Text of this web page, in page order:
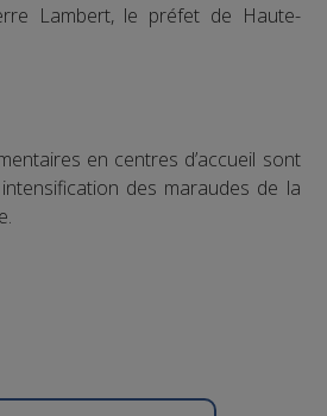
Lambert, le préfet de Haute-
en centres d’accueil sont
des maraudes de la